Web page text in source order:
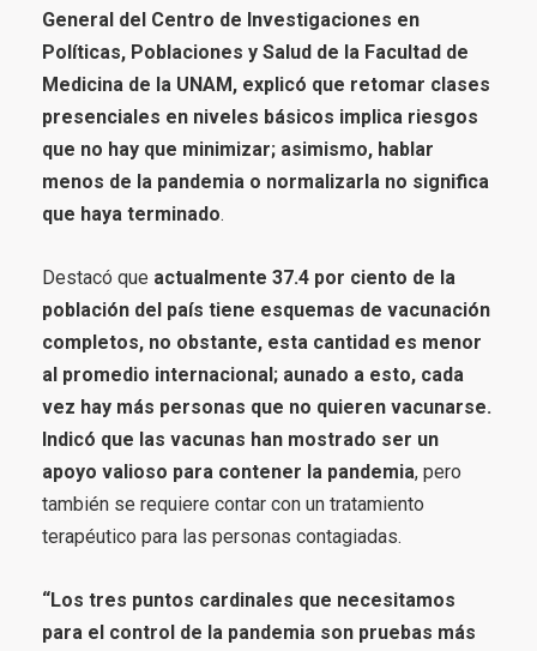
General del Centro de Investigaciones en
Políticas, Poblaciones y Salud de la Facultad de
Medicina de la UNAM, explicó que retomar clases
presenciales en niveles básicos implica riesgos
que no hay que minimizar; asimismo, hablar
menos de la pandemia o normalizarla no significa
que haya terminado.
Destacó que actualmente 37.4 por ciento de la
población del país tiene esquemas de vacunación
completos, no obstante, esta cantidad es menor
al promedio internacional; aunado a esto, cada
vez hay más personas que no quieren vacunarse.
Indicó que las vacunas han mostrado ser un
apoyo valioso para contener la pandemia, pero
también se requiere contar con un tratamiento
terapéutico para las personas contagiadas.
“Los tres puntos cardinales que necesitamos
para el control de la pandemia son pruebas más